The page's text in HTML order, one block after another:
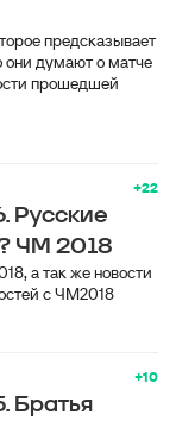
предсказывает
они думают о матче
прошедшей
+22
Русские
ЧМ 2018
а так же новости
с ЧМ2018
+10
Братья